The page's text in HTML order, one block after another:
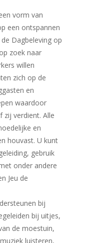
vorm van
een ontspannen
Dagbeleving op
zoek naar
willen
zich op de
en
waardoor
zij verdient. Alle
en
houvast. U kunt
gebruik
onder andere
Jeu de
bij
bij uitjes,
de moestuin,
luisteren,